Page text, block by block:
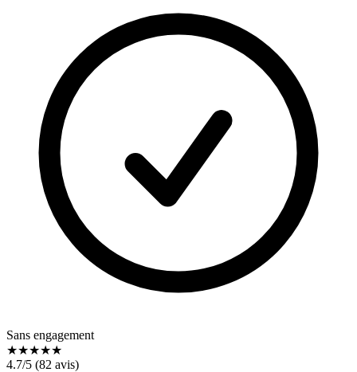
Sans engagement
★★★★★
4.7/5 (82 avis)